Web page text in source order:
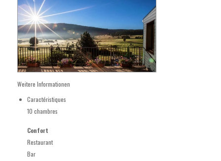
Weitere Informationen
Caractéristiques
10 chambres
Confort
Restaurant
Bar